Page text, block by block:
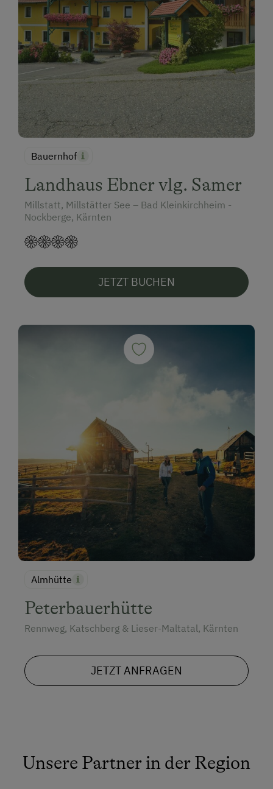
Bauernhof
Landhaus Ebner vlg. Samer
Millstatt, Millstätter See – Bad Kleinkirchheim -
Nockberge, Kärnten
JETZT BUCHEN
Almhütte
Peterbauerhütte
Rennweg, Katschberg & Lieser-Maltatal, Kärnten
JETZT ANFRAGEN
Unsere Partner in der Region